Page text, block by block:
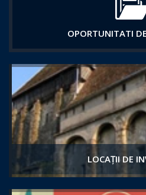
OPORTUNITATI
LOCAȚII DE